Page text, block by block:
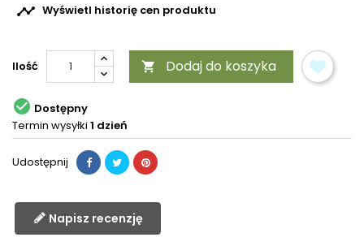
 Wyświetl historię cen produktu
Ilość  Dodaj do koszyka
 Dostępny
Termin wysyłki 1 dzień
Udostępnij
Napisz recenzję